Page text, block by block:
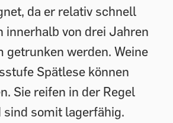
da er relativ schnell
innerhalb von drei Jahren
getrunken werden. Weine
Spätlese können
Sie reifen in der Regel
somit lagerfähig.